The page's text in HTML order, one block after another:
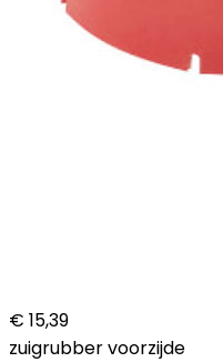
€ 15,39
zuigrubber voorzijde